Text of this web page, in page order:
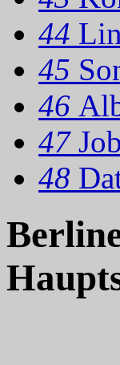
44
45
46
47
48